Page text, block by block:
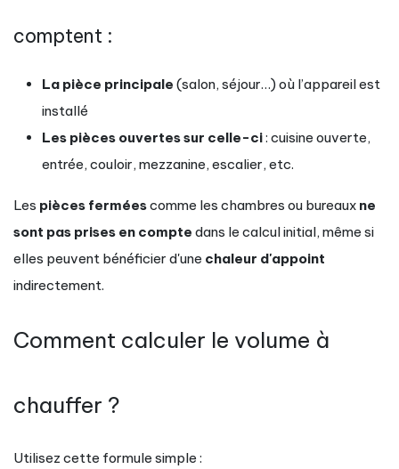
comptent :
La pièce principale (salon, séjour…) où l’appareil est
installé
Les pièces ouvertes sur celle-ci: cuisine ouverte,
entrée, couloir, mezzanine, escalier, etc.
Les pièces ferméescomme les chambres ou bureaux ne
sont pas prises en compte dans le calcul initial, même si
elles peuvent bénéficier d'une chaleur d'appoint
indirectement.
Comment calculer le volume à
chauffer ?
Utilisez cette formule simple :